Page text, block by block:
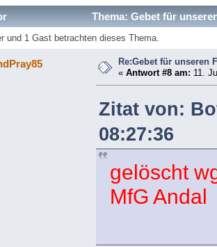
Thema: Gebet für
und 1 Gast betrachten dieses Thema.
Re:Gebet für unseren
«Antwort #8 am: 11.
Zitat von:
08:27:36
gelöscht
MfG Andal